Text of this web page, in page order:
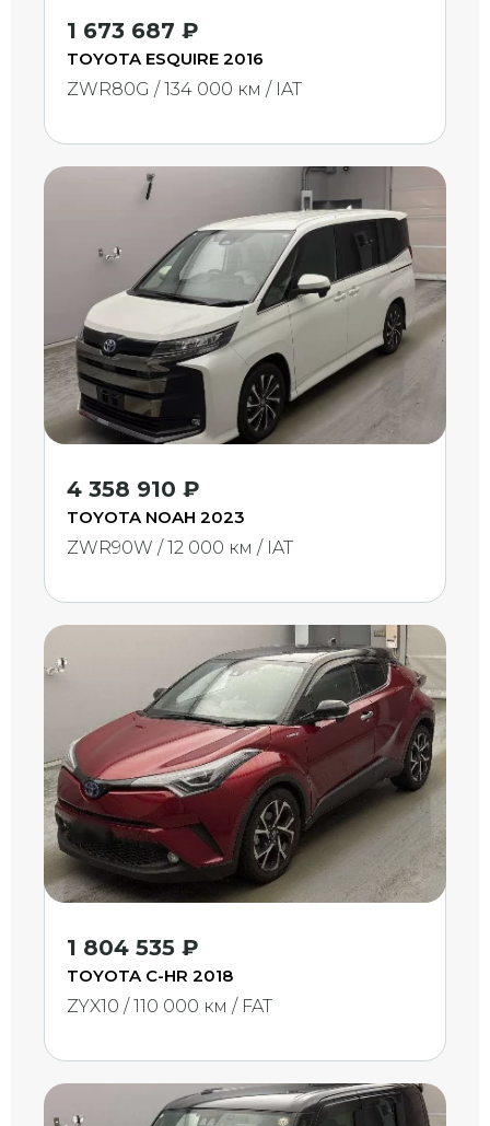
1 673 687 ₽
TOYOTA ESQUIRE 2016
ZWR80G / 134 000 км / IAT
4 358 910 ₽
TOYOTA NOAH 2023
ZWR90W / 12 000 км / IAT
1 804 535 ₽
TOYOTA C-HR 2018
ZYX10 / 110 000 км / FAT